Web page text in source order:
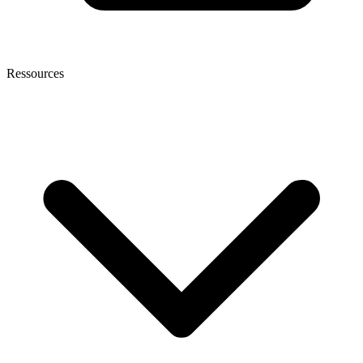
Ressources